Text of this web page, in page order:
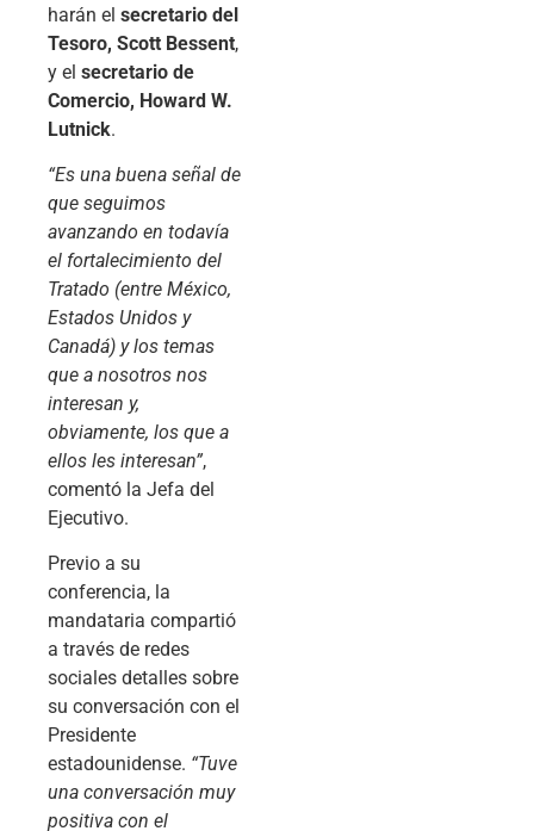
harán el secretario del
Tesoro, Scott Bessent,
y el secretario de
Comercio, Howard W.
Lutnick.
“Es una buena señal de
que seguimos
avanzando en todavía
el fortalecimiento del
Tratado (entre México,
Estados Unidos y
Canadá) y los temas
que a nosotros nos
interesan y,
obviamente, los que a
ellos les interesan”,
comentó la Jefa del
Ejecutivo.
Previo a su
conferencia, la
mandataria compartió
a través de redes
sociales detalles sobre
su conversación con el
Presidente
estadounidense. “Tuve
una conversación muy
positiva con el